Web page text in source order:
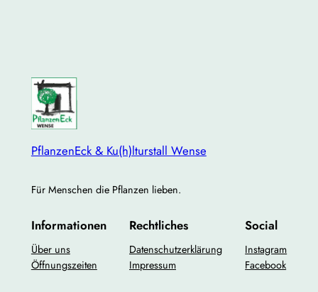
PflanzenEck & Ku(h)lturstall Wense
Für Menschen die Pflanzen lieben.
Informationen
Über uns
Öffnungszeiten
Rechtliches
Datenschutzerklärung
Impressum
Social
Instagram
Facebook